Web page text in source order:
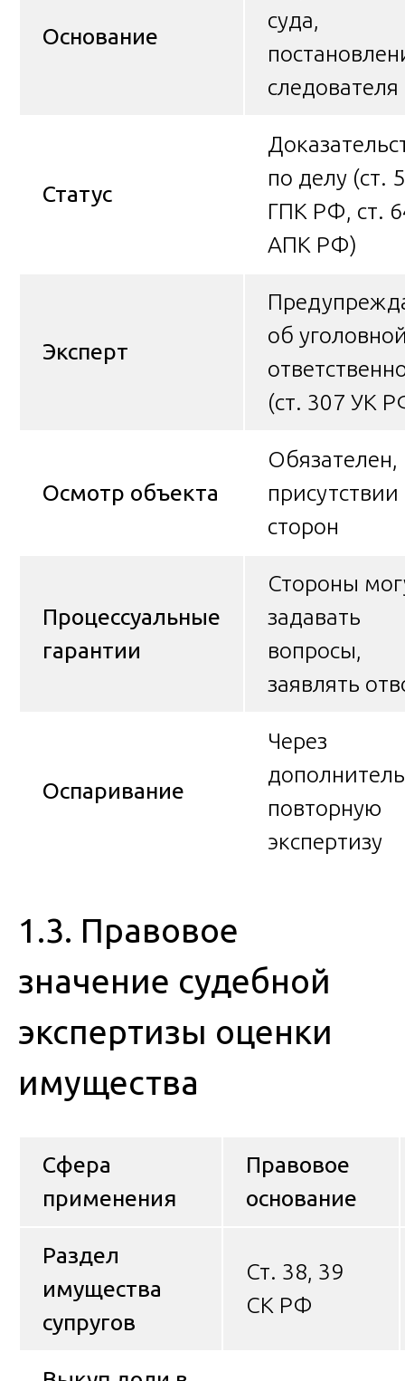
Основание
суда,
следователя
Статус
по делу (ст.
ГПК РФ, ст.
АПК РФ)
Эксперт
об
(ст. 307 УК
Осмотр объекта
Обязателен,
присутствии
сторон
Процессуальные
гарантии
Стороны
задавать
вопросы,
заявлять
Оспаривание
Через
повторную
экспертизу
1.3. Правовое
значение судебной
экспертизы оценки
имущества
Сфера
применения
Правовое
основание
Раздел
имущества
супругов
Ст. 38, 39
СК РФ